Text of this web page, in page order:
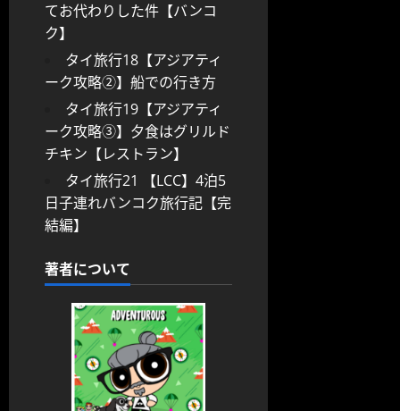
てお代わりした件【バンコ
ク】
タイ旅行18【アジアティ
ーク攻略②】船での行き方
タイ旅行19【アジアティ
ーク攻略③】夕食はグリルド
チキン【レストラン】
タイ旅行21 【LCC】4泊5
日子連れバンコク旅行記【完
結編】
著者について